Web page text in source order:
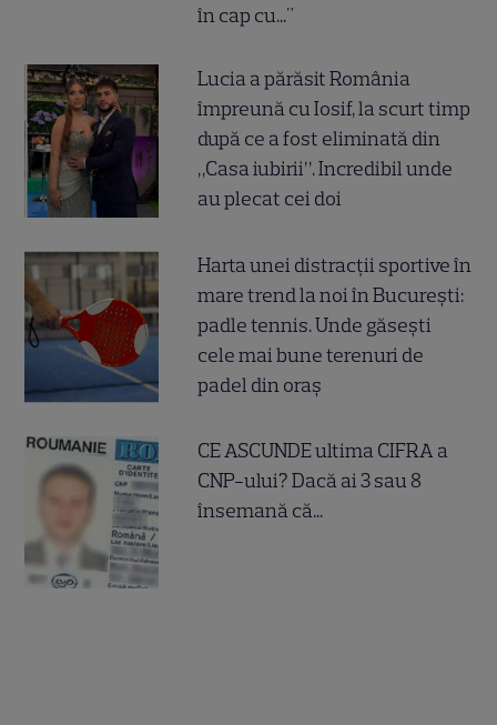
în cap cu..."
Lucia a părăsit România
împreună cu Iosif, la scurt timp
după ce a fost eliminată din
„Casa iubirii”. Incredibil unde
au plecat cei doi
Harta unei distracții sportive în
mare trend la noi în București:
padle tennis. Unde găsești
cele mai bune terenuri de
padel din oraș
CE ASCUNDE ultima CIFRA a
CNP-ului? Dacă ai 3 sau 8
însemană că...